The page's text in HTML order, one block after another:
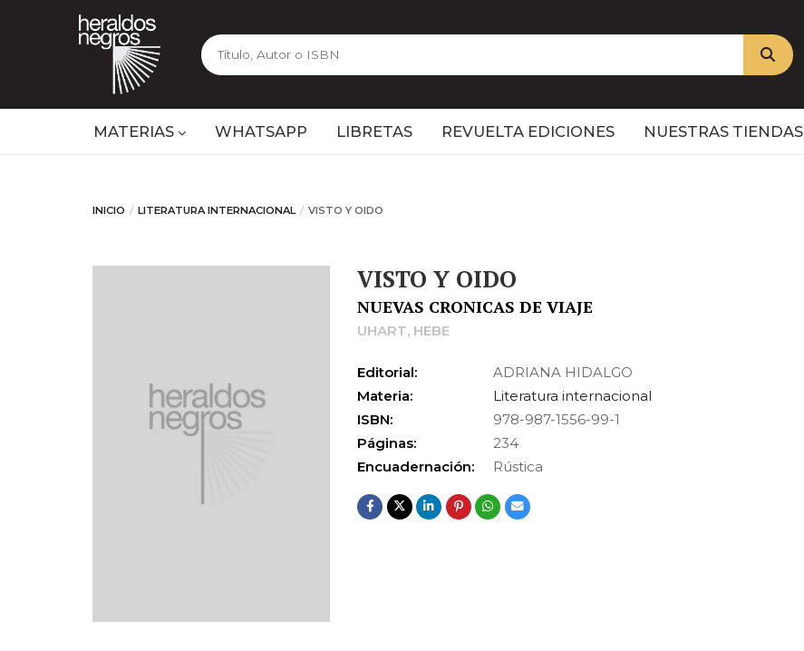
MATERIAS WHATSAPP LIBRETAS REVUELTA EDICIONES NUESTRAS TIENDAS
INICIO LITERATURA INTERNACIONAL VISTO Y OIDO
VISTO Y OIDO
NUEVAS CRONICAS DE VIAJE
UHART, HEBE
Editorial:
ADRIANA HIDALGO
Materia:
Literatura internacional
ISBN:
978-987-1556-99-1
Páginas:
234
Encuadernación:
Rústica